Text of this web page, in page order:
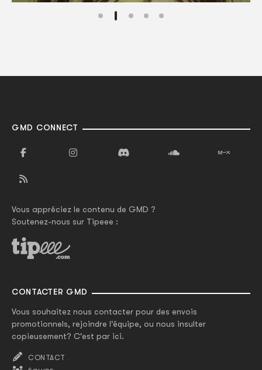
GMD CONNECT
Vous appréciez le contenu de GMD ?
Soutenez-nous sur Tipeee :
CONTACTER GMD
Vous souhaitez nous contacter pour des envois
promotionnels, rejoindre l'équipe, ou nous insulter
copieusement? C'est par ici.
CONTACT